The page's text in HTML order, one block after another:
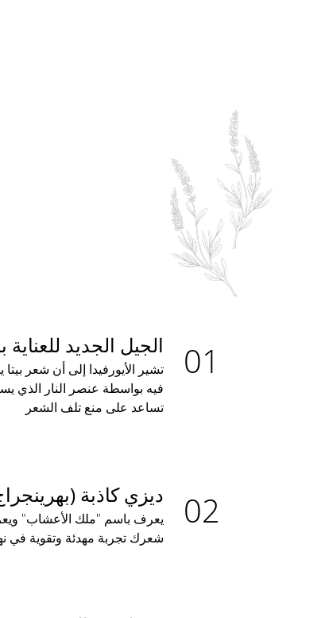
الجيل الجديد للعناية
تشير الأيورفيدا إلى أن شعر
فيه بواسطة عنصر النار الذي
تساعد على منع تلف الشعر
ديزي كاذبة
يعرف باسم "ملك الأعشاب"
شعرك تجربة مهدئة وتقوية في